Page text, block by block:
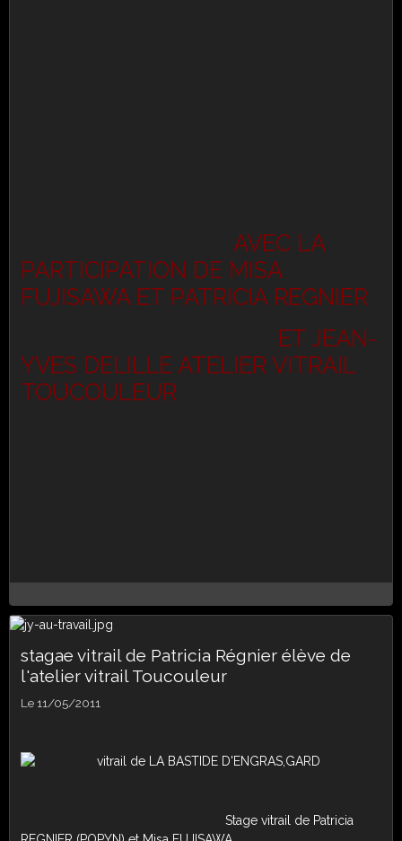
AVEC LA
PARTICIPATION DE MISA
FUJISAWA ET PATRICIA REGNIER
ET JEAN-
YVES DELILLE ATELIER VITRAIL
TOUCOULEUR
stagae vitrail de Patricia Régnier élève de
l'atelier vitrail Toucouleur
Le 11/05/2011
Stage vitrail de Patricia